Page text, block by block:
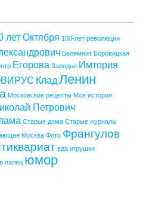
лет Октября 100-лет революции
Белемнит Боровицкая
Егорова Зарядье Имтория
Клад Ленин
Московские рецепты Моя история
Петрович
Старые дома Старые журналы
Москва Фото Франгулов
еда игрушки
палец юмор